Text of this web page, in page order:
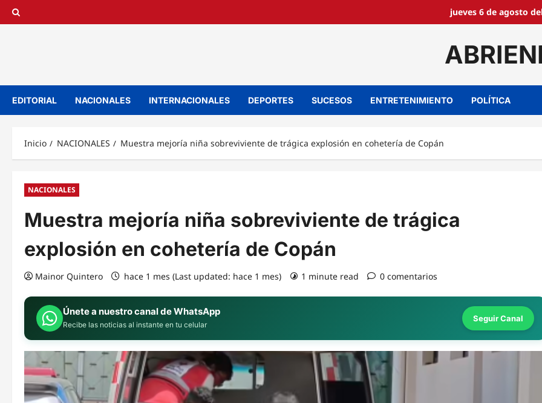
Saltar
jueves 6 de agosto
EDITORIAL NACIONALES INTERNACIONALES DEPORTES SUCESOS ENTRETENIMIENTO POLÍTICA
Inicio NACIONALES Muestra mejoría niña sobreviviente de trágica explosión en cohetería de Copán
NACIONALES
Muestra mejoría niña sobreviviente de trágica
explosión en cohetería de Copán
Mainor Quintero hace 1 mes (Last updated: hace 1 mes) 1 minute read 0 comentarios
Únete a nuestro canal de WhatsApp
Recibe las noticias al instante en tu celular
Seguir Canal